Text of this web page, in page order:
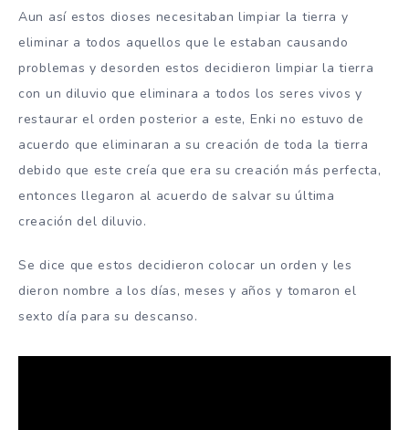
Aun así estos dioses necesitaban limpiar la tierra y
eliminar a todos aquellos que le estaban causando
problemas y desorden estos decidieron limpiar la tierra
con un diluvio que eliminara a todos los seres vivos y
restaurar el orden posterior a este, Enki no estuvo de
acuerdo que eliminaran a su creación de toda la tierra
debido que este creía que era su creación más perfecta,
entonces llegaron al acuerdo de salvar su última
creación del diluvio.
Se dice que estos decidieron colocar un orden y les
dieron nombre a los días, meses y años y tomaron el
sexto día para su descanso.